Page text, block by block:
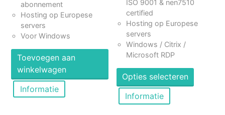
abonnement
Hosting op Europese
servers
Voor Windows
Toevoegen aan
winkelwagen
Informatie
ISO 9001 & nen7510
certified
Hosting op Europese
servers
Windows / Citrix /
Microsoft RDP
Opties selecteren
heeft
Informatie